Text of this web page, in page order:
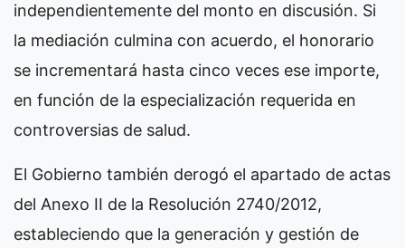
independientemente del monto en discusión. Si
la mediación culmina con acuerdo, el honorario
se incrementará hasta cinco veces ese importe,
en función de la especialización requerida en
controversias de salud.
El Gobierno también derogó el apartado de actas
del Anexo II de la Resolución 2740/2012,
estableciendo que la generación y gestión de